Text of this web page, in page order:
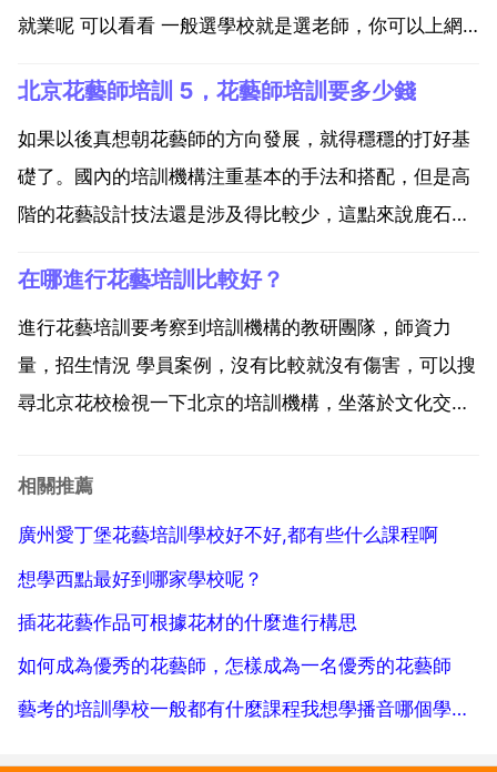
就業呢 可以看看 一般選學校就是選老師，你可以上網
學花藝一般都是去sikastone吧，或者日本的日比谷，
比較出名。花藝學校有很多，各有各的特色，建議你可
以...
北京花藝師培訓 5，花藝師培訓要多少錢
如果以後真想朝花藝師的方向發展，就得穩穩的打好基
礎了。國內的培訓機構注重基本的手法和搭配，但是高
階的花藝設計技法還是涉及得比較少，這點來說鹿石做
的資源利用去提公升之外，還要不斷找尋機會去學習。
那麼，怎樣一步步提公升呢？1 提公升審美感，多看國
外大師的作...
在哪進行花藝培訓比較好？
進行花藝培訓要考察到培訓機構的教研團隊，師資力
量，招生情況 學員案例，沒有比較就沒有傷害，可以搜
尋北京花校檢視一下北京的培訓機構，坐落於文化交流
還能撈一批不錯的資源。北京中赫時尚。國內最早進行
相關推薦
廣州愛丁堡花藝培訓學校好不好,都有些什么課程啊
想學西點最好到哪家學校呢？
插花花藝作品可根據花材的什麼進行構思
如何成為優秀的花藝師，怎樣成為一名優秀的花藝師
藝考的培訓學校一般都有什麼課程我想學播音哪個學校教的好點